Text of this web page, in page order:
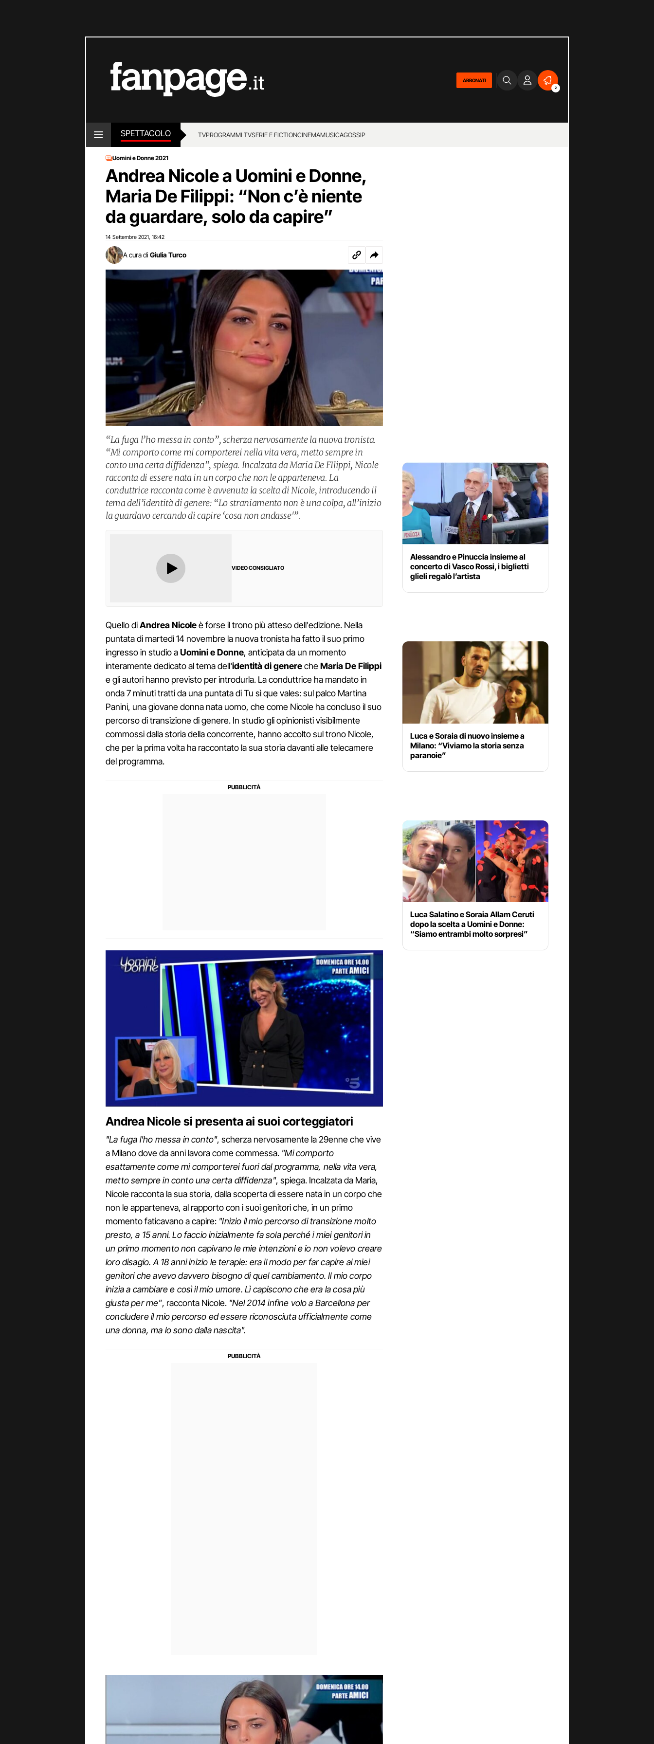
ABBONATI
2
SPETTACOLO TVPROGRAMMI TVSERIE E FICTIONCINEMAMUSICAGOSSIP
Uomini e Donne 2021
Andrea Nicole a Uomini e Donne,
Maria De Filippi: “Non c’è niente
da guardare, solo da capire”
14 Settembre 2021 16:42
A cura di Giulia Turco
“La fuga l’ho messa in conto”, scherza nervosamente la nuova tronista.
“Mi comporto come mi comporterei nella vita vera, metto sempre in
conto una certa diffidenza”, spiega. Incalzata da Maria De FIlippi, Nicole
racconta di essere nata in un corpo che non le apparteneva. La
conduttrice racconta come è avvenuta la scelta di Nicole, introducendo il
tema dell’identità di genere: “Lo straniamento non è una colpa, all’inizio
la guardavo cercando di capire ‘cosa non andasse'”.
VIDEO CONSIGLIATO
Quello diAndrea Nicoleè forse il trono più atteso dell'edizione. Nella
puntata di martedì 14 novembre la nuova tronista ha fatto il suo primo
ingresso in studio aUomini e Donne, anticipata da un momento
interamente dedicato al tema dell'identità di generecheMaria De Filippi
e gli autori hanno previsto per introdurla. La conduttrice ha mandato in
onda 7 minuti tratti da una puntata di Tu sì que vales: sul palco Martina
Panini, una giovane donna nata uomo, che come Nicole ha concluso il suo
percorso di transizione di genere. In studio gli opinionisti visibilmente
commossi dalla storia della concorrente, hanno accolto sul trono Nicole,
che per la prima volta ha raccontato la sua storia davanti alle telecamere
del programma.
Andrea Nicole si presenta ai suoi corteggiatori
"La fuga l'ho messa in conto", scherza nervosamente la 29enne che vive
a Milano dove da anni lavora come commessa. "Mi comporto
esattamente come mi comporterei fuori dal programma, nella vita vera,
metto sempre in conto una certa diffidenza", spiega. Incalzata da Maria,
Nicole racconta la sua storia, dalla scoperta di essere nata in un corpo che
non le apparteneva, al rapporto con i suoi genitori che, in un primo
momento faticavano a capire: "Inizio il mio percorso di transizione molto
presto, a 15 anni. Lo faccio inizialmente fa sola perché i miei genitori in
un primo momento non capivano le mie intenzioni e io non volevo creare
loro disagio. A 18 anni inizio le terapie: era il modo per far capire ai miei
genitori che avevo davvero bisogno di quel cambiamento. Il mio corpo
inizia a cambiare e così il mio umore. Lì capiscono che era la cosa più
giusta per me", racconta Nicole. "Nel 2014 infine volo a Barcellona per
concludere il mio percorso ed essere riconosciuta ufficialmente come
una donna, ma lo sono dalla nascita".
Alessandro e Pinuccia insieme al
concerto di Vasco Rossi, i biglietti
glieli regalò l’artista
Luca e Soraia di nuovo insieme a
Milano: “Viviamo la storia senza
paranoie”
Luca Salatino e Soraia Allam Ceruti
dopo la scelta a Uomini e Donne:
“Siamo entrambi molto sorpresi”